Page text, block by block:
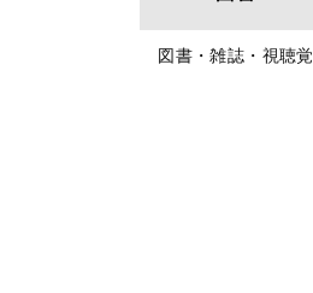
図書・雑誌・視聴覚